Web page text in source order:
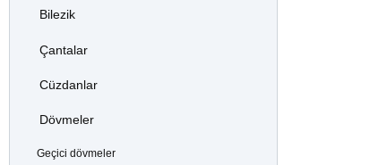
Bilezik
Çantalar
Cüzdanlar
Dövmeler
Geçici dövmeler